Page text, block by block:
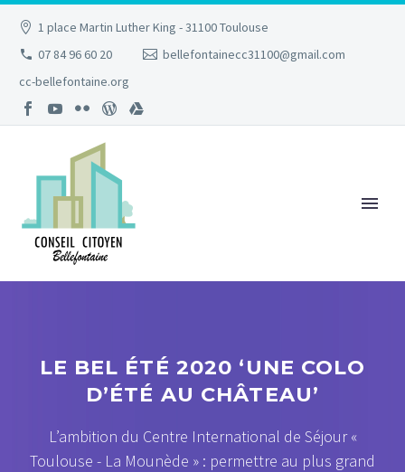
1 place Martin Luther King - 31100 Toulouse
07 84 96 60 20
bellefontainecc31100@gmail.com
cc-bellefontaine.org
LE BEL ÉTÉ 2020 ‘UNE COLO
D’ÉTÉ AU CHÂTEAU’
L’ambition du Centre International de Séjour «
Toulouse - La Mounède » : permettre au plus grand